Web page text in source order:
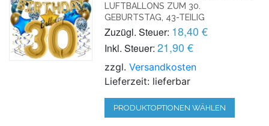
LUFTBALLONS ZUM 30.
GEBURTSTAG, 43-TEILIG
Zuzügl. Steuer: 18,40 €
Inkl. Steuer: 21,90 €
zzgl.Versandkosten
Lieferzeit: lieferbar
PRODUKTOPTIONEN WÄHLEN